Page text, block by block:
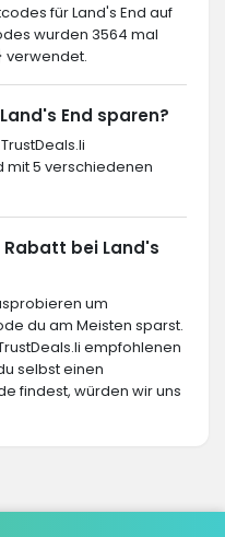
für Land's End auf
wurden 3564 mal
verwendet.
End sparen?
mit 5 verschiedenen
bei Land's
um
du am Meisten sparst.
empfohlenen
selbst einen
findest, würden wir uns